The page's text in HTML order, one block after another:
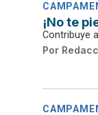
¡No te
Contribuye
Por